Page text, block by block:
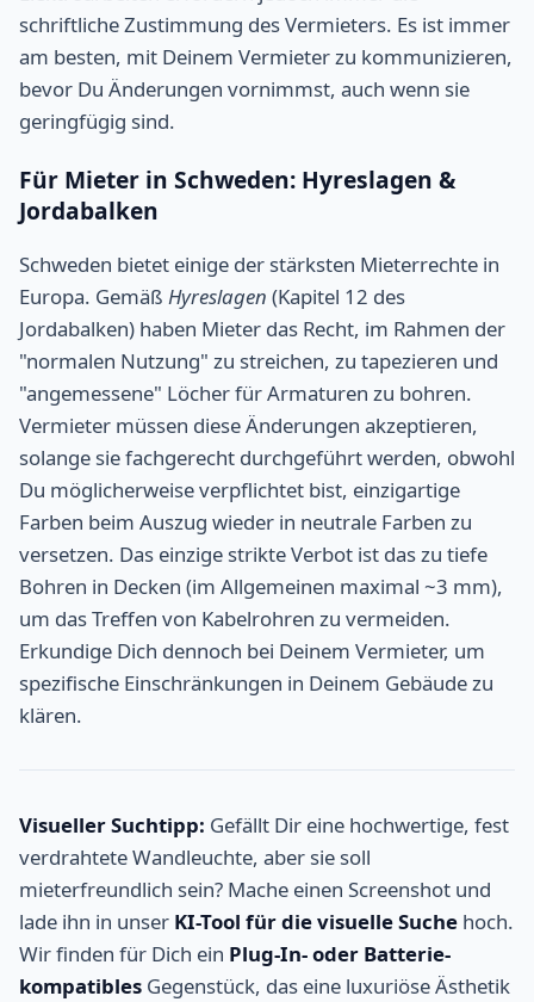
schriftliche Zustimmung des Vermieters. Es ist immer
am besten, mit Deinem Vermieter zu kommunizieren,
bevor Du Änderungen vornimmst, auch wenn sie
geringfügig sind.
Für Mieter in Schweden: Hyreslagen &
Jordabalken
Schweden bietet einige der stärksten Mieterrechte in
Europa. Gemäß Hyreslagen (Kapitel 12 des
Jordabalken) haben Mieter das Recht, im Rahmen der
"normalen Nutzung" zu streichen, zu tapezieren und
"angemessene" Löcher für Armaturen zu bohren.
Vermieter müssen diese Änderungen akzeptieren,
solange sie fachgerecht durchgeführt werden, obwohl
Du möglicherweise verpflichtet bist, einzigartige
Farben beim Auszug wieder in neutrale Farben zu
versetzen. Das einzige strikte Verbot ist das zu tiefe
Bohren in Decken (im Allgemeinen maximal ~3 mm),
um das Treffen von Kabelrohren zu vermeiden.
Erkundige Dich dennoch bei Deinem Vermieter, um
spezifische Einschränkungen in Deinem Gebäude zu
klären.
Visueller Suchtipp: Gefällt Dir eine hochwertige, fest
verdrahtete Wandleuchte, aber sie soll
mieterfreundlich sein? Mache einen Screenshot und
lade ihn in unser KI-Tool für die visuelle Suche hoch.
Wir finden für Dich ein Plug-In- oder Batterie-
kompatibles Gegenstück, das eine luxuriöse Ästhetik